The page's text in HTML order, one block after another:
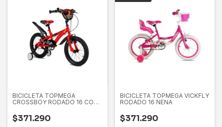
BICICLETA TOPMEGA
CROSSBOY RODADO 16 CON
$371.290
BICICLETA TOPMEGA VICKFLY
RODADO 16 NENA
$371.290